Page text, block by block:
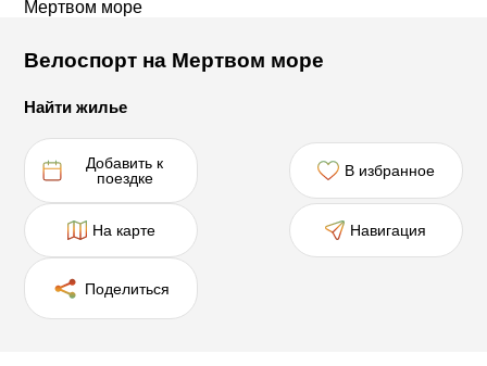
Мертвом море
Велоспорт на Мертвом море
Найти жилье
Добавить к
поездке
В избранное
На карте Навигация
Поделиться